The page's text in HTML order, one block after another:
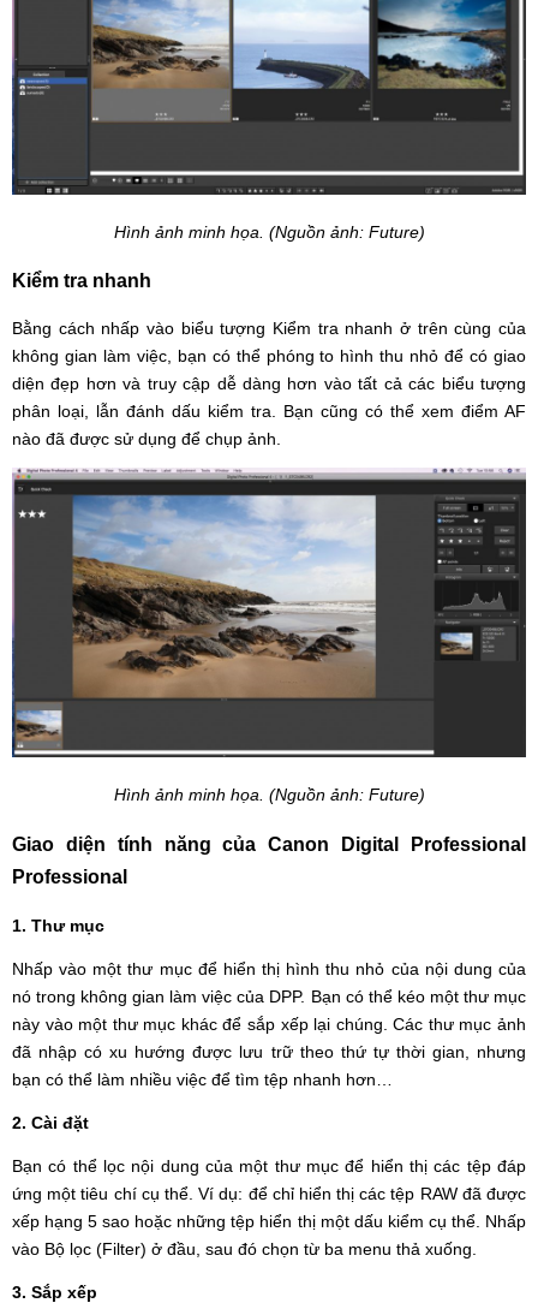
Hình ảnh minh họa. (Nguồn ảnh: Future)
Kiểm tra nhanh
Bằng cách nhấp vào biểu tượng Kiểm tra nhanh ở trên cùng của
không gian làm việc, bạn có thể phóng to hình thu nhỏ để có giao
diện đẹp hơn và truy cập dễ dàng hơn vào tất cả các biểu tượng
phân loại, lẫn đánh dấu kiểm tra. Bạn cũng có thể xem điểm AF
nào đã được sử dụng để chụp ảnh.
Hình ảnh minh họa. (Nguồn ảnh: Future)
Giao diện tính năng của Canon Digital Professional
Professional
1. Thư mục
Nhấp vào một thư mục để hiển thị hình thu nhỏ của nội dung của
nó trong không gian làm việc của DPP. Bạn có thể kéo một thư mục
này vào một thư mục khác để sắp xếp lại chúng. Các thư mục ảnh
đã nhập có xu hướng được lưu trữ theo thứ tự thời gian, nhưng
bạn có thể làm nhiều việc để tìm tệp nhanh hơn…
2. Cài đặt
Bạn có thể lọc nội dung của một thư mục để hiển thị các tệp đáp
ứng một tiêu chí cụ thể. Ví dụ: để chỉ hiển thị các tệp RAW đã được
xếp hạng 5 sao hoặc những tệp hiển thị một dấu kiểm cụ thể. Nhấp
vào Bộ lọc (Filter) ở đầu, sau đó chọn từ ba menu thả xuống.
3. Sắp xếp